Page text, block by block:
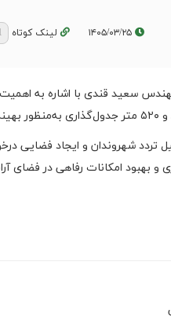
۱۴۰۵/۰۳/۲۵ لینک کوتاه
سعید قندی با اشاره به
تردد شهروندان و ایجاد فضایی
و بهبود امکانات رفاهی در فضای